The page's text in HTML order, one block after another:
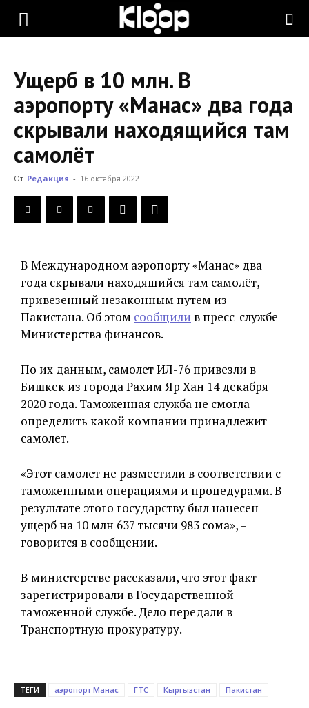
KLOOP.KG
Новости
Кыргызстана
Ущерб в 10 млн. В
аэропорту «Манас» два года
скрывали находящийся там
самолёт
От Редакция - 16 октября 2022
В Международном аэропорту «Манас» два
года скрывали находящийся там самолёт,
привезенный незаконным путем из
Пакистана. Об этом сообщили в пресс-службе
Министерства финансов.
По их данным, самолет ИЛ-76 привезли в
Бишкек из города Рахим Яр Хан 14 декабря
2020 года. Таможенная служба не смогла
определить какой компании принадлежит
самолет.
«Этот самолет не разместили в соответствии с
таможенными операциями и процедурами. В
результате этого государству был нанесен
ущерб на 10 млн 637 тысячи 983 сома», –
говорится в сообщении.
В министерстве рассказали, что этот факт
зарегистрировали в Государственной
таможенной службе. Дело передали в
Транспортную прокуратуру.
ТЕГИ аэропорт Манас ГТС Кыргызстан Пакистан